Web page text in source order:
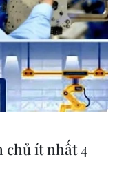
chủ ít nhất 4